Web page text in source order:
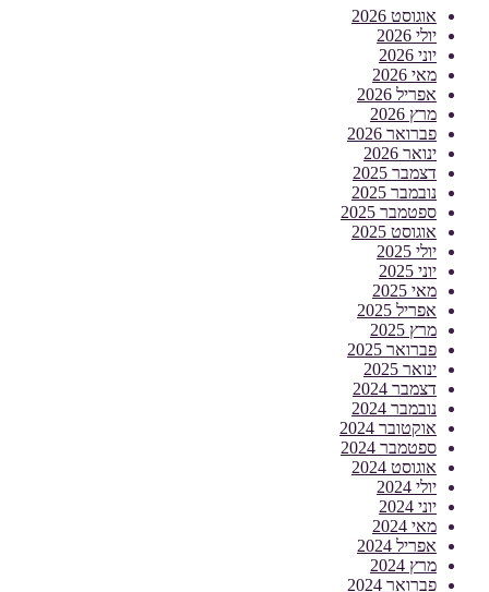
אוגוסט 2026
יולי 2026
יוני 2026
מאי 2026
אפריל 2026
מרץ 2026
פברואר 2026
ינואר 2026
דצמבר 2025
נובמבר 2025
ספטמבר 2025
אוגוסט 2025
יולי 2025
יוני 2025
מאי 2025
אפריל 2025
מרץ 2025
פברואר 2025
ינואר 2025
דצמבר 2024
נובמבר 2024
אוקטובר 2024
ספטמבר 2024
אוגוסט 2024
יולי 2024
יוני 2024
מאי 2024
אפריל 2024
מרץ 2024
פברואר 2024